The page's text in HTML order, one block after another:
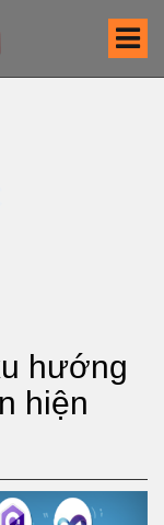
hướng
hiện